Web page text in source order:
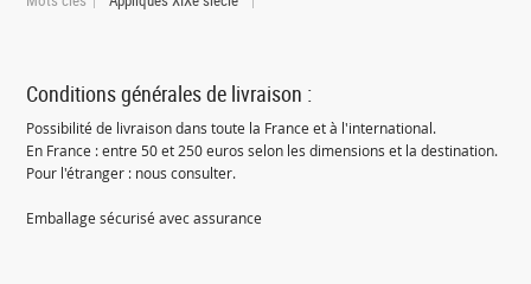
Conditions générales de livraison :
Possibilité de livraison dans toute la France et à l'international.
En France : entre 50 et 250 euros selon les dimensions et la destination.
Pour l'étranger : nous consulter.
Emballage sécurisé avec assurance